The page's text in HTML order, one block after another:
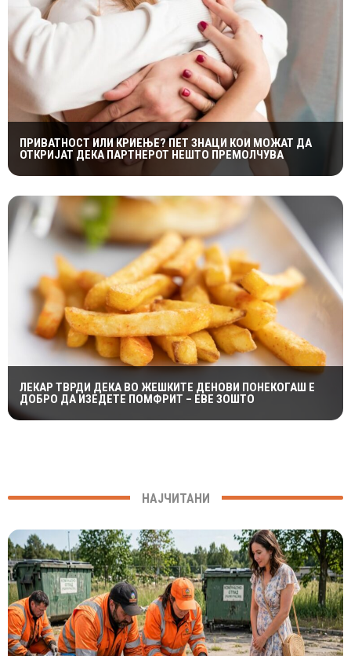
ПРИВАТНОСТ ИЛИ КРИЕЊЕ? ПЕТ ЗНАЦИ КОИ МОЖАТ ДА
ОТКРИЈАТ ДЕКА ПАРТНЕРОТ НЕШТО ПРЕМОЛЧУВА
ЛЕКАР ТВРДИ ДЕКА ВО ЖЕШКИТЕ ДЕНОВИ ПОНЕКОГАШ Е
ДОБРО ДА ИЗЕДЕТЕ ПОМФРИТ – ЕВЕ ЗОШТО
НАЈЧИТАНИ